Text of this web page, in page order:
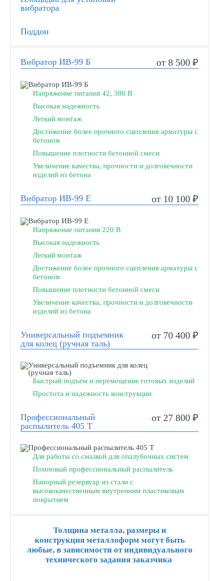
вибратора
Поддон
Вибратор ИВ-99 Б от 8 500 ₽
Напряжение питания 42, 380 В
Высокая надежность
Легкий монтаж
Достижение более прочного сцепления арматуры с
бетоном
Повышение плотности бетонной смеси
Увеличение качества, прочности и долговечности
изделий из бетона
Вибратор ИВ-99 Е от 10 100 ₽
Напряжение питания 220 В
Высокая надежность
Легкий монтаж
Достижение более прочного сцепления арматуры с
бетоном
Повышение плотности бетонной смеси
Увеличение качества, прочности и долговечности
изделий из бетона
Универсальный подъемник
для колец (ручная таль)
от 70 400 ₽
Быстрый подъем и перемещение готовых изделий
Простота и надежность конструкции
Профессиональный
распылитель 405 Т
от 27 800 ₽
Для работы со смазкой для опалубочных систем
Помповый профессиональный распылитель
Напорный резервуар из стали с
высококачественным внутренним пластиковым
покрытием
Толщина металла, размеры и
конструкция металлоформ могут быть
любые, в зависимости от индивидуального
технического задания заказчика